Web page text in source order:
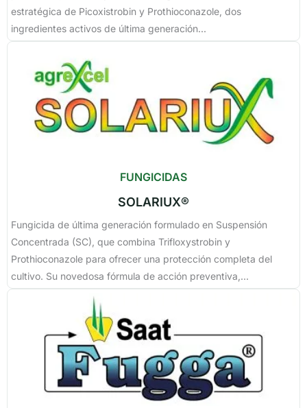
estratégica de Picoxistrobin y Prothioconazole, dos
ingredientes activos de última generación...
FUNGICIDAS
SOLARIUX®
Fungicida de última generación formulado en Suspensión
Concentrada (SC), que combina Trifloxystrobin y
Prothioconazole para ofrecer una protección completa del
cultivo. Su novedosa fórmula de acción preventiva,...